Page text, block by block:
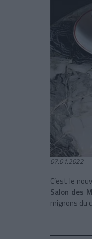
07.01.2022
C’est le
Salon des
mignons du